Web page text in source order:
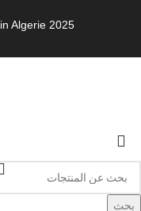
Algerie 2025.
بحث